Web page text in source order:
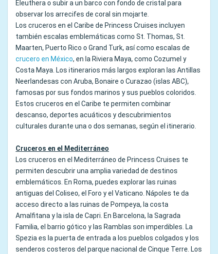
Eleuthera o subir a un barco con fondo de cristal para
observar los arrecifes de coral sin mojarte.
Los cruceros en el Caribe de Princess Cruises incluyen
también escalas emblemáticas como St. Thomas, St.
Maarten, Puerto Rico o Grand Turk, así como escalas de
crucero en México, en la Riviera Maya, como Cozumel y
Costa Maya. Los itinerarios más largos exploran las Antillas
Neerlandesas con Aruba, Bonaire o Curazao (islas ABC),
famosas por sus fondos marinos y sus pueblos coloridos.
Estos cruceros en el Caribe te permiten combinar
descanso, deportes acuáticos y descubrimientos
culturales durante una o dos semanas, según el itinerario.
Cruceros en el Mediterráneo
Los cruceros en el Mediterráneo de Princess Cruises te
permiten descubrir una amplia variedad de destinos
emblemáticos. En Roma, puedes explorar las ruinas
antiguas del Coliseo, el Foro y el Vaticano. Nápoles te da
acceso directo a las ruinas de Pompeya, la costa
Amalfitana y la isla de Capri. En Barcelona, la Sagrada
Familia, el barrio gótico y las Ramblas son imperdibles. La
Spezia es la puerta de entrada a los pueblos colgados y los
senderos costeros del parque nacional de Cinque Terre. Los